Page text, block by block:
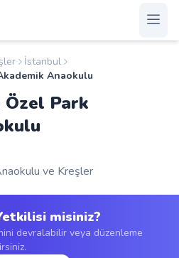
İstanbul
Anaokulu
Park
ve Kreşler
misiniz?
devralabilir veya düzenleme